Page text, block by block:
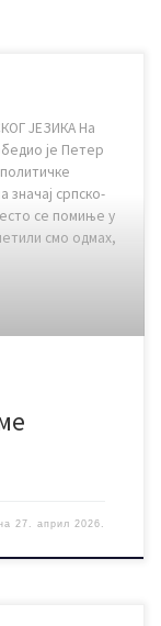
ЈЕЗИКА На
је Петер
значај српско-
се помиње у
смо одмах,
27. април 2026.